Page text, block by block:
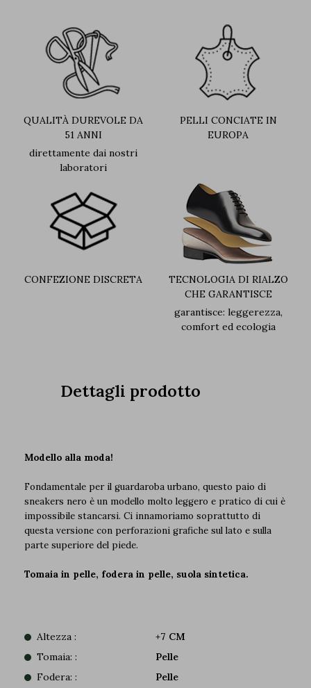
QUALITÀ DUREVOLE DA
51 ANNI
direttamente dai nostri
laboratori
PELLI CONCIATE IN
EUROPA
CONFEZIONE DISCRETA
TECNOLOGIA DI RIALZO
CHE GARANTISCE
garantisce: leggerezza,
comfort ed ecologia
Dettagli prodotto
Modello alla moda!
Fondamentale per il guardaroba urbano, questo paio di
sneakers nero è un modello molto leggero e pratico di cui è
impossibile stancarsi. Ci innamoriamo soprattutto di
questa versione con perforazioni grafiche sul lato e sulla
parte superiore del piede.
Tomaia in pelle, fodera in pelle, suola sintetica.
Altezza :
+7 CM
Tomaia: :
Pelle
Fodera: :
Pelle